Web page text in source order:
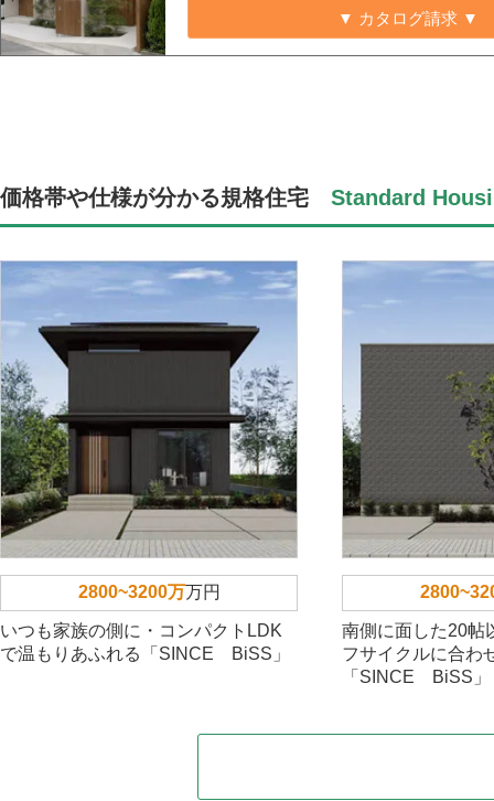
▼ カタログ請求 ▼
価格帯や仕様が分かる規格住宅 Standard
2800~3200万万円
いつも家族の側に・コンパクトLDK
で温もりあふれる「SINCE BiSS」
南側に面した20帖
フサイクルに合わ
「SINCE BiSS」